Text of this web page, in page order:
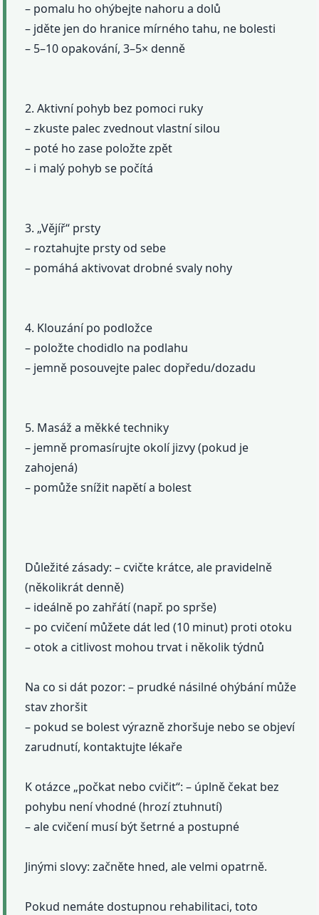
– pomalu ho ohýbejte nahoru a dolů
– jděte jen do hranice mírného tahu, ne bolesti
– 5–10 opakování, 3–5× denně
2. Aktivní pohyb bez pomoci ruky
– zkuste palec zvednout vlastní silou
– poté ho zase položte zpět
– i malý pohyb se počítá
3. „Vějíř“ prsty
– roztahujte prsty od sebe
– pomáhá aktivovat drobné svaly nohy
4. Klouzání po podložce
– položte chodidlo na podlahu
– jemně posouvejte palec dopředu/dozadu
5. Masáž a měkké techniky
– jemně promasírujte okolí jizvy (pokud je
zahojená)
– pomůže snížit napětí a bolest
Důležité zásady: – cvičte krátce, ale pravidelně
(několikrát denně)
– ideálně po zahřátí (např. po sprše)
– po cvičení můžete dát led (10 minut) proti otoku
– otok a citlivost mohou trvat i několik týdnů
Na co si dát pozor: – prudké násilné ohýbání může
stav zhoršit
– pokud se bolest výrazně zhoršuje nebo se objeví
zarudnutí, kontaktujte lékaře
K otázce „počkat nebo cvičit“: – úplně čekat bez
pohybu není vhodné (hrozí ztuhnutí)
– ale cvičení musí být šetrné a postupné
Jinými slovy: začněte hned, ale velmi opatrně.
Pokud nemáte dostupnou rehabilitaci, toto